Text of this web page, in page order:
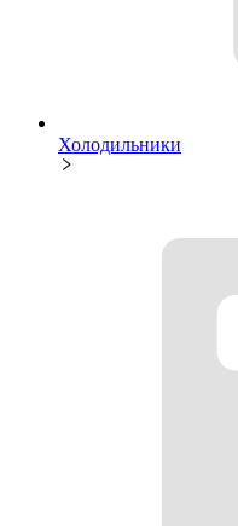
Холодильники